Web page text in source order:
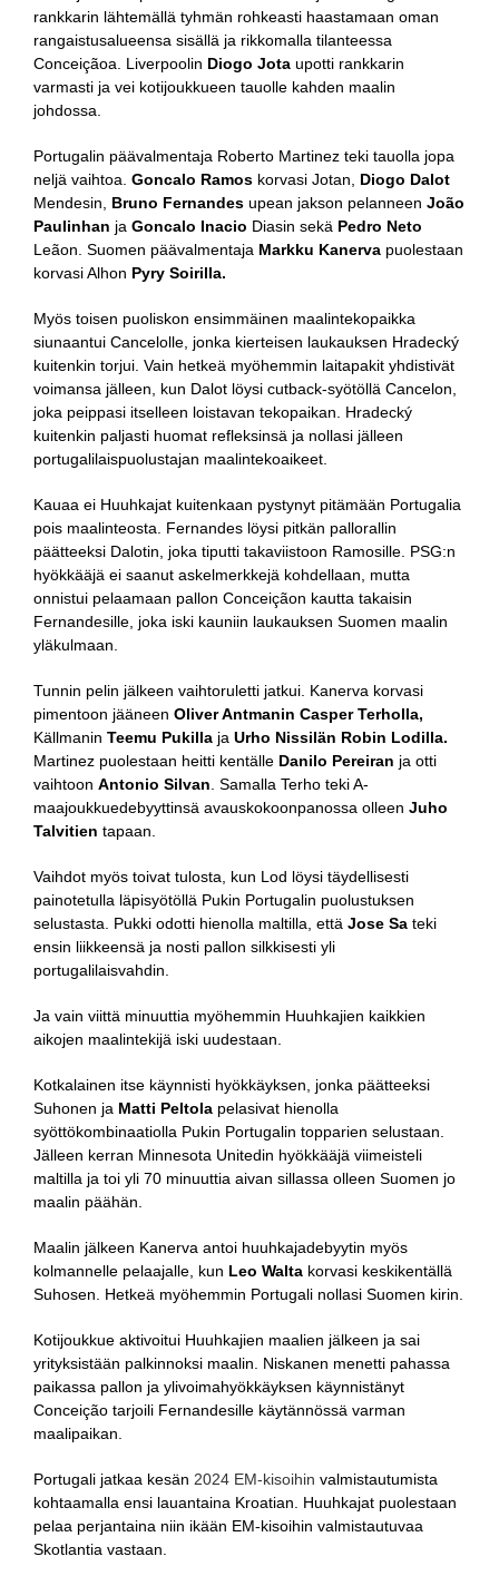
rankkarin lähtemällä tyhmän rohkeasti haastamaan oman
rangaistusalueensa sisällä ja rikkomalla tilanteessa
Conceiçãoa. Liverpoolin Diogo Jota upotti rankkarin
varmasti ja vei kotijoukkueen tauolle kahden maalin
johdossa.
Portugalin päävalmentaja Roberto Martinez teki tauolla jopa
neljä vaihtoa. Goncalo Ramos korvasi Jotan, Diogo Dalot
Mendesin, Bruno Fernandes upean jakson pelanneen João
Paulinhan ja Goncalo Inacio Diasin sekä Pedro Neto
Leãon. Suomen päävalmentaja Markku Kanerva puolestaan
korvasi Alhon Pyry Soirilla.
Myös toisen puoliskon ensimmäinen maalintekopaikka
siunaantui Cancelolle, jonka kierteisen laukauksen Hradecký
kuitenkin torjui. Vain hetkeä myöhemmin laitapakit yhdistivät
voimansa jälleen, kun Dalot löysi cutback-syötöllä Cancelon,
joka peippasi itselleen loistavan tekopaikan. Hradecký
kuitenkin paljasti huomat refleksinsä ja nollasi jälleen
portugalilaispuolustajan maalintekoaikeet.
Kauaa ei Huuhkajat kuitenkaan pystynyt pitämään Portugalia
pois maalinteosta. Fernandes löysi pitkän pallorallin
päätteeksi Dalotin, joka tiputti takaviistoon Ramosille. PSG:n
hyökkääjä ei saanut askelmerkkejä kohdellaan, mutta
onnistui pelaamaan pallon Conceiçãon kautta takaisin
Fernandesille, joka iski kauniin laukauksen Suomen maalin
yläkulmaan.
Tunnin pelin jälkeen vaihtoruletti jatkui. Kanerva korvasi
pimentoon jääneen Oliver Antmanin Casper Terholla,
Källmanin Teemu Pukilla ja Urho Nissilän Robin Lodilla.
Martinez puolestaan heitti kentälle Danilo Pereiran ja otti
vaihtoon Antonio Silvan . Samalla Terho teki A-
maajoukkuedebyyttinsä avauskokoonpanossa olleen Juho
Talvitien tapaan.
Vaihdot myös toivat tulosta, kun Lod löysi täydellisesti
painotetulla läpisyötöllä Pukin Portugalin puolustuksen
selustasta. Pukki odotti hienolla maltilla, että Jose Sa teki
ensin liikkeensä ja nosti pallon silkkisesti yli
portugalilaisvahdin.
Ja vain viittä minuuttia myöhemmin Huuhkajien kaikkien
aikojen maalintekijä iski uudestaan.
Kotkalainen itse käynnisti hyökkäyksen, jonka päätteeksi
Suhonen ja Matti Peltola pelasivat hienolla
syöttökombinaatiolla Pukin Portugalin topparien selustaan.
Jälleen kerran Minnesota Unitedin hyökkääjä viimeisteli
maltilla ja toi yli 70 minuuttia aivan sillassa olleen Suomen jo
maalin päähän.
Maalin jälkeen Kanerva antoi huuhkajadebyytin myös
kolmannelle pelaajalle, kun Leo Walta korvasi keskikentällä
Suhosen. Hetkeä myöhemmin Portugali nollasi Suomen kirin.
Kotijoukkue aktivoitui Huuhkajien maalien jälkeen ja sai
yrityksistään palkinnoksi maalin. Niskanen menetti pahassa
paikassa pallon ja ylivoimahyökkäyksen käynnistänyt
Conceição tarjoili Fernandesille käytännössä varman
maalipaikan.
Portugali jatkaa kesän 2024 EM-kisoihin valmistautumista
kohtaamalla ensi lauantaina Kroatian. Huuhkajat puolestaan
pelaa perjantaina niin ikään EM-kisoihin valmistautuvaa
Skotlantia vastaan.